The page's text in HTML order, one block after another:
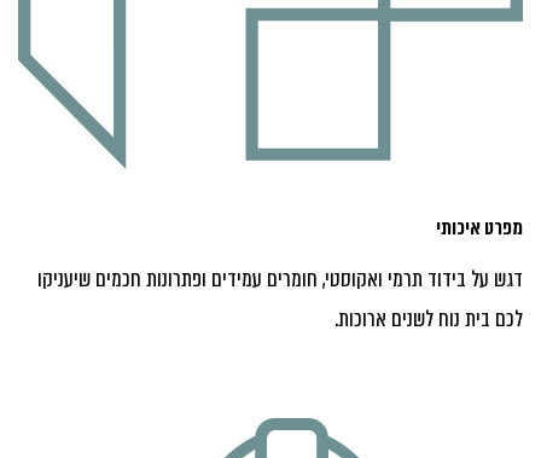
מפרט איכותי
דגש על בידוד תרמי ואקוסטי, חומרים עמידים ופתרונות חכמים שיעניקו
לכם בית נוח לשנים ארוכות.